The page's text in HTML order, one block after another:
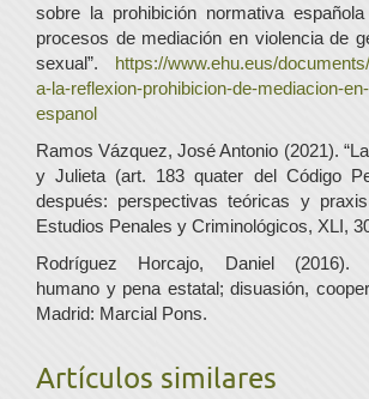
sobre la prohibición normativa
procesos de mediación en violencia de
sexual”. https://www.ehu.eus/
a-la-reflexion-prohibicion-de-mediacion-
espanol
Ramos Vázquez, José Antonio (2021).
y Julieta (art. 183 quater del Código
después: perspectivas teóricas y praxis
Estudios Penales y Criminológicos, XLI,
Rodríguez Horcajo, Daniel (2016).
humano y pena estatal; disuasión,
Madrid: Marcial Pons.
Artículos similares